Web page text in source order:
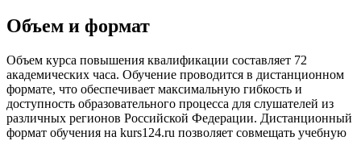
Объем и формат
Объем курса повышения квалификации составляет 72
академических часа. Обучение проводится в дистанционном
формате, что обеспечивает максимальную гибкость и
доступность образовательного процесса для слушателей из
различных регионов Российской Федерации. Дистанционный
формат обучения на kurs124.ru позволяет совмещать учебную